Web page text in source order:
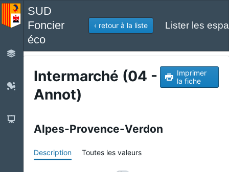
SUD
Foncier
éco
‹ retour à la liste Lister les
Intermarché (04 -
Annot)
Imprimer
la fiche
Alpes-Provence-Verdon
Description Toutes les valeurs